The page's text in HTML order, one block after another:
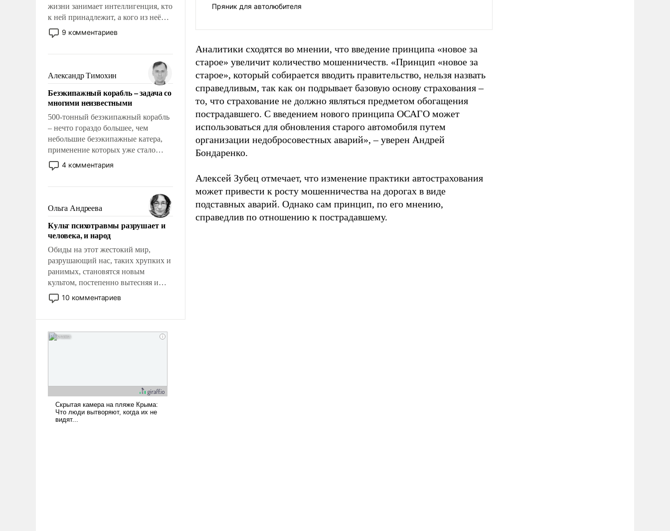
жизни занимает интеллигенция, кто
к ней принадлежит, а кого из неё
исключили с правом
восстановления и без оного. И чем
казалось, что эти вопросы решены
раз и навсегда, но – нет, не решены.
9 комментариев
Александр Тимохин
Безэкипажный корабль – задача со
многими неизвестными
500-тонный безэкипажный корабль
– нечто гораздо большее, чем
небольшие безэкипажные катера,
применение которых уже стало
обыденностью. Задача по созданию
такого корабля очень сложна и
реализация радикально поднимет
наши боевые возможности.
4 комментария
Ольга Андреева
Культ психотравмы разрушает и
человека, и народ
Обиды на этот жестокий мир,
разрушающий нас, таких хрупких и
ранимых, становятся новым
культом, постепенно вытесняя и
отменяя традиционное требование к
человеку – быть мужественным и
слабым, идти вперед и
10 комментариев
Пряник для автолюбителя
Аналитики сходятся во мнении, что введение принципа «новое за
старое» увеличит количество мошенничеств. «Принцип «новое за
старое», который собирается вводить правительство, нельзя назвать
справедливым, так как он подрывает базовую основу страхования –
то, что страхование не должно являться предметом обогащения
пострадавшего. С введением нового принципа ОСАГО может
использоваться для обновления старого автомобиля путем
организации недобросовестных аварий», – уверен Андрей
Бондаренко.
Алексей Зубец отмечает, что изменение практики автострахования
может привести к росту мошенничества на дорогах в виде
подставных аварий. Однако сам принцип, по его мнению,
справедлив по отношению к пострадавшему.